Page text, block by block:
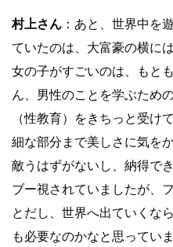
村上さん ：あと、世界中を
ていたのは、大富豪の横に
女の子がすごいのは、もと
ん、男性のことを学ぶため
（性教育）をきちっと受け
細な部分まで美しさに気を
敵うはずがないし、納得で
ブー視されていましたが、
とだし、世界へ出ていくな
も必要なのかなと思っていま